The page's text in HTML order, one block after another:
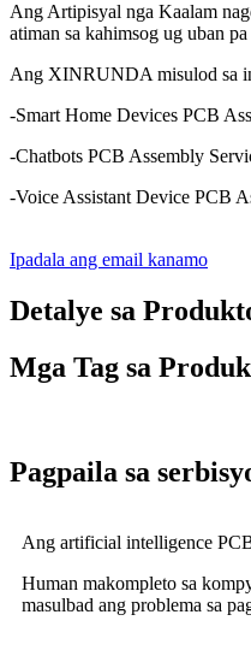
Ang Artipisyal nga Kaalam
atiman sa kahimsog ug uban
Ang XINRUNDA misulod sa
-Smart Home Devices PCB
-Chatbots PCB Assembly
-Voice Assistant Device PCB
Ipadala ang email kanamo
Detalye sa
Mga Tag sa
Pagpaila sa
Ang artificial intelligence
Human makompleto sa
masulbad ang problema sa